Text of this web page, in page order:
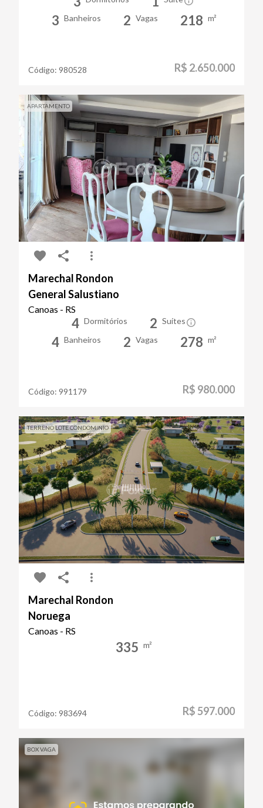
3 Banheiros 2 Vagas 218 m²
Código: 980528 R$ 2.650.000
APARTAMENTO
Marechal Rondon
General Salustiano
Canoas - RS
4 Dormitórios 2 Suítes
4 Banheiros 2 Vagas 278 m²
Código: 991179 R$ 980.000
TERRENO LOTE CONDOMINIO
Marechal Rondon
Noruega
Canoas - RS
335 m²
Código: 983694 R$ 597.000
BOX VAGA